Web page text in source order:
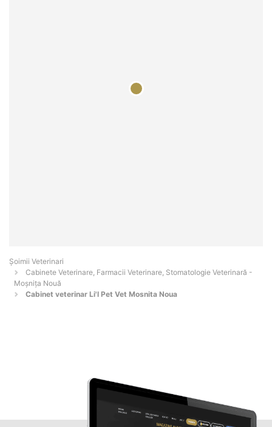
Șoimii Veterinari
Cabinete Veterinare, Farmacii Veterinare, Stomatologie Veterinară -
Moşniţa Nouă
Cabinet veterinar Li'l Pet Vet Mosnita Noua